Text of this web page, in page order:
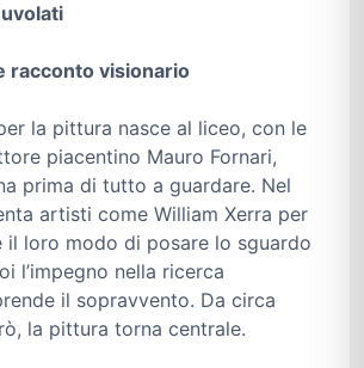
racconto visionario
la pittura nasce al liceo, con le
piacentino Mauro Fornari,
prima di tutto a guardare. Nel
artisti come William Xerra per
il loro modo di posare lo sguardo
l’impegno nella ricerca
il sopravvento. Da circa
la pittura torna centrale.